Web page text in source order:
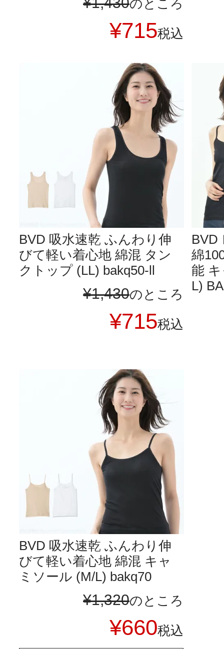
のところ
¥715税込
BVD 吸水速乾 ふんわり伸
びて軽い着心地 綿混 タン
クトップ (LL) bakq50-ll
¥1,430のところ
¥715税込
BVD
綿
能
L)
BVD 吸水速乾 ふんわり伸
びて軽い着心地 綿混 キャ
ミソール (M/L) bakq70
¥1,320のところ
¥660税込